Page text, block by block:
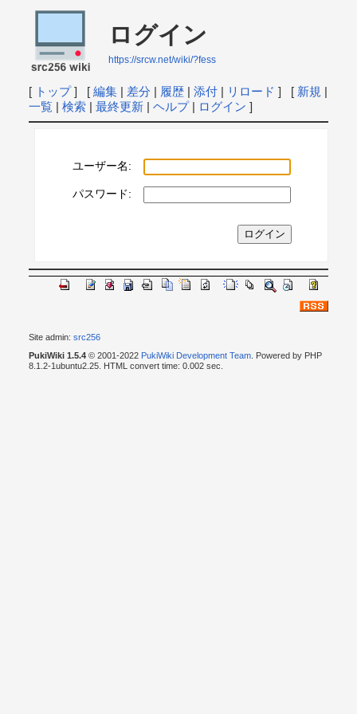
ログイン
https://srcw.net/wiki/?fess
[ トップ] [ 編集| 差分 | 履歴| 添付| リロード ] [ 新規 |
一覧| 検索| 最終更新| ヘルプ| ログイン ]
ユーザー名:
パスワード:
Site admin: src256
PukiWiki 1.5.4© 2001-2022 PukiWiki Development Team. Powered by PHP
8.1.2-1ubuntu2.25. HTML convert time: 0.002 sec.